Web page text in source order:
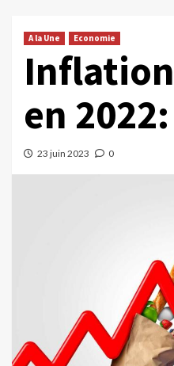
A la Une Economie
en
23 juin 2023 0